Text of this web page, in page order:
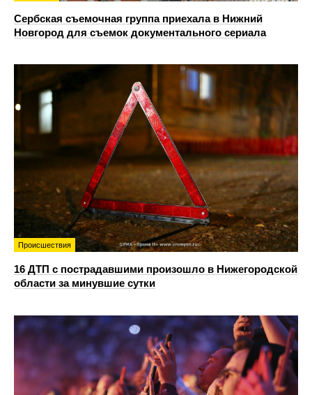
Сербская съемочная группа приехала в Нижний
Новгород для съемок документального сериала
Происшествия
16 ДТП с пострадавшими произошло в Нижегородской
области за минувшие сутки